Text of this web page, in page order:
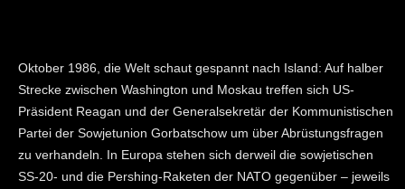
Oktober 1986, die Welt schaut gespannt nach Island: Auf halber
Strecke zwischen Washington und Moskau treffen sich US-
Präsident Reagan und der Generalsekretär der Kommunistischen
Partei der Sowjetunion Gorbatschow um über Abrüstungsfragen
zu verhandeln. In Europa stehen sich derweil die sowjetischen
SS-20- und die Pershing-Raketen der NATO gegenüber – jeweils